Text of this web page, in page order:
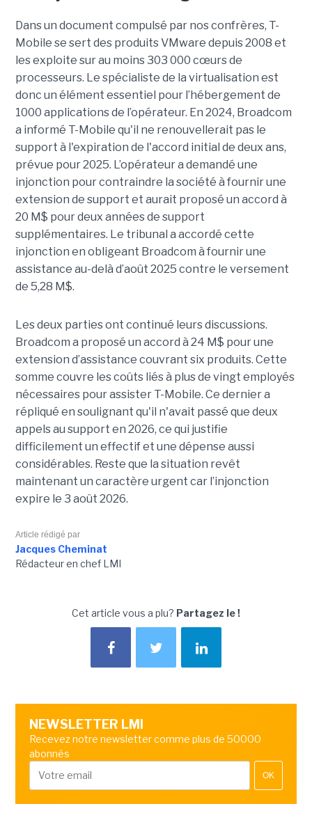
Dans un document compulsé par nos confrères, T-
Mobile se sert des produits VMware depuis 2008 et
les exploite sur au moins 303 000 cœurs de
processeurs. Le spécialiste de la virtualisation est
donc un élément essentiel pour l’hébergement de
1000 applications de l’opérateur. En 2024, Broadcom
a informé T-Mobile qu'il ne renouvellerait pas le
support à l'expiration de l'accord initial de deux ans,
prévue pour 2025. L’opérateur a demandé une
injonction pour contraindre la société à fournir une
extension de support et aurait proposé un accord à
20 M$ pour deux années de support
supplémentaires. Le tribunal a accordé cette
injonction en obligeant Broadcom à fournir une
assistance au-delà d’août 2025 contre le versement
de 5,28 M$.
Les deux parties ont continué leurs discussions.
Broadcom a proposé un accord à 24 M$ pour une
extension d’assistance couvrant six produits. Cette
somme couvre les coûts liés à plus de vingt employés
nécessaires pour assister T-Mobile. Ce dernier a
répliqué en soulignant qu'il n'avait passé que deux
appels au support en 2026, ce qui justifie
difficilement un effectif et une dépense aussi
considérables. Reste que la situation revêt
maintenant un caractère urgent car l’injonction
expire le 3 août 2026.
Article rédigé par
Jacques Cheminat
Rédacteur en chef LMI
Cet article vous a plu? Partagez le !
NEWSLETTER LMI
Recevez notre newsletter comme plus de 50000
abonnés
OK